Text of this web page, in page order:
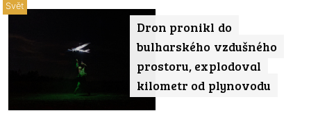
Dron pronikl do
bulharského vzdušného
prostoru, explodoval
kilometr od plynovodu
Svět